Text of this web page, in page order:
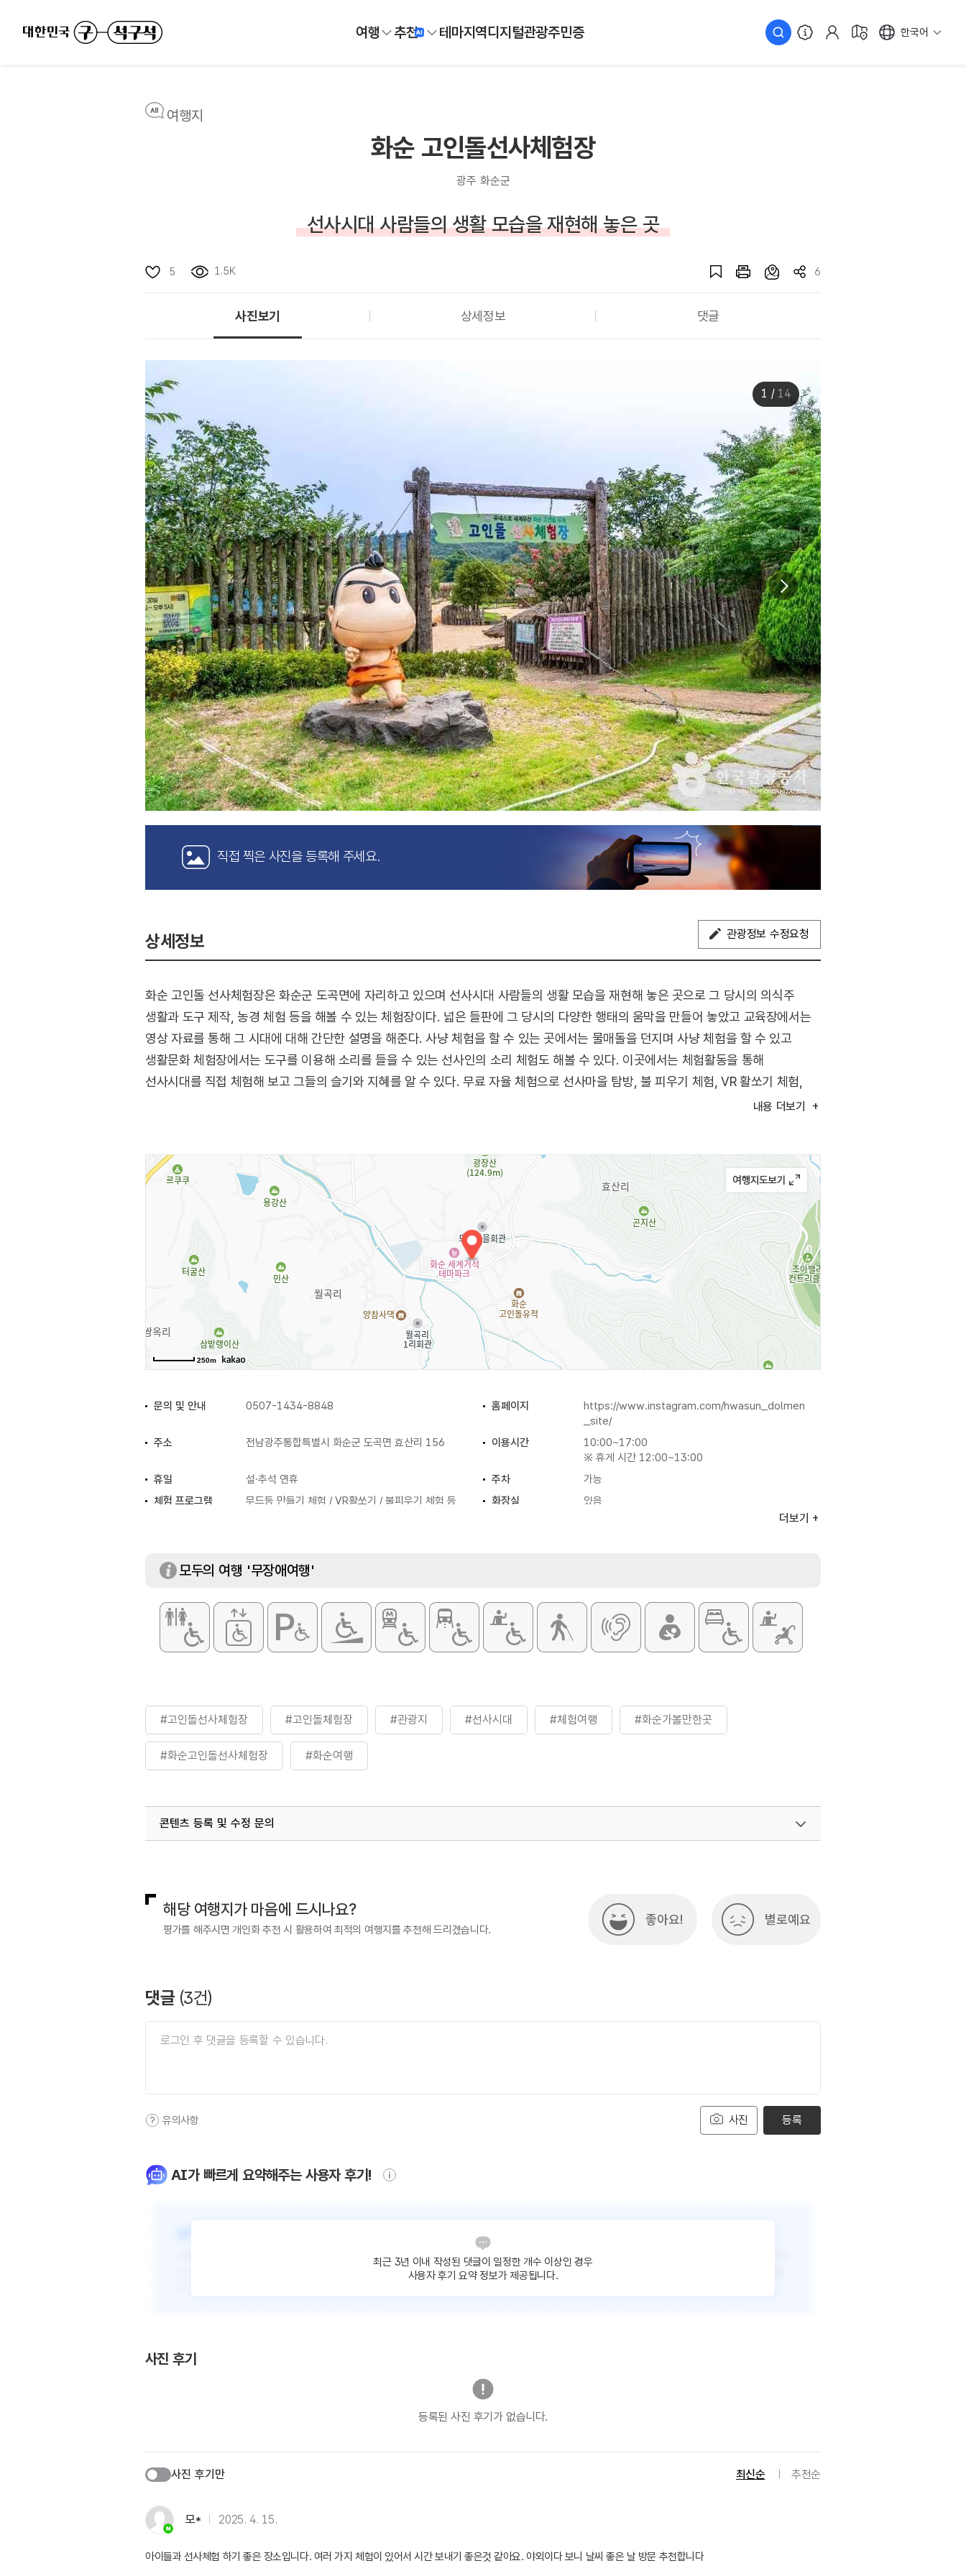
여행 추천 테마지역디지털관광주민증 한국어
여행지
화순 고인돌선사체험장
광주 화순군
선사시대 사람들의 생활 모습을 재현해 놓은 곳
5 1.5K 6
사진보기 상세정보 댓글
1 / 14
직접 찍은 사진을 등록해 주세요.
상세정보 관광정보 수정요청
화순 고인돌 선사체험장은 화순군 도곡면에 자리하고 있으며 선사시대 사람들의 생활 모습을 재현해 놓은 곳으로 그 당시의 의식주
생활과 도구 제작, 농경 체험 등을 해볼 수 있는 체험장이다. 넓은 들판에 그 당시의 다양한 행태의 움막을 만들어 놓았고 교육장에서는
영상 자료를 통해 그 시대에 대해 간단한 설명을 해준다. 사냥 체험을 할 수 있는 곳에서는 물매돌을 던지며 사냥 체험을 할 수 있고
생활문화 체험장에서는 도구를 이용해 소리를 들을 수 있는 선사인의 소리 체험도 해볼 수 있다. 이곳에서는 체험활동을 통해
선사시대를 직접 체험해 보고 그들의 슬기와 지혜를 알 수 있다. 무료 자율 체험으로 선사마을 탐방, 불 피우기 체험, VR 활쏘기 체험,
발굴 체험 등이 있으며 유료 체험으로는 무드 등 만들기, 반달돌칼 만들기, 액세서리 만들기 등이 준비되어 있다. 이곳은 세계문화유산
내용 더보기
250m
문의 및 안내 0507-1434-8848 홈페이지
https://www.instagram.com/hwasun_dolmen
_site/
주소
전남광주통합특별시 화순군 도곡면 효산리 156 이용시간
10:00~17:00
※ 휴게 시간 12:00~13:00
휴일
설·추석 연휴 주차
가능
체험 프로그램
무드등 만들기 체험 / VR활쏘기 / 불피우기 체험 등 화장실
있음
더보기
모두의 여행 '무장애여행'
#고인돌선사체험장 #고인돌체험장 #관광지 #선사시대 #체험여행 #화순가볼만한곳
#화순고인돌선사체험장 #화순여행
콘텐츠 등록 및 수정 문의
해당 여행지가 마음에 드시나요?
평가를 해주시면 개인화 추천 시 활용하여 최적의 여행지를 추천해 드리겠습니다.
좋아요! 별로예요
댓글 (3건)
사진
유의사항 등록
AI가 빠르게 요약해주는 사용자 후기!
최근 3년 이내 작성된 댓글이 일정한 개수 이상인 경우
사용자 후기 요약 정보가 제공됩니다.
사진 후기
등록된 사진 후기가 없습니다.
사진 후기만 최신순 추천순
모* 2025. 4. 15.
아이들과 선사체험 하기 좋은 장소입니다. 여러 가지 체험이 있어서 시간 보내기 좋은것 같아요. 야외이다 보니 날씨 좋은 날 방문 추천합니다